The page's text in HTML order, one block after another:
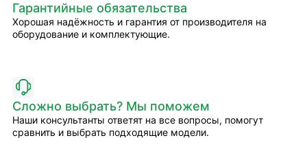
Гарантийные обязательства
Хорошая надёжность и гарантия от производителя на
оборудование и комплектующие.
Сложно выбрать? Мы поможем
Наши консультанты ответят на все вопросы, помогут
сравнить и выбрать подходящие модели.